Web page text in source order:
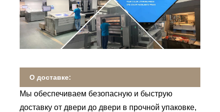
О доставке:
Мы обеспечиваем безопасную и быструю
доставку от двери до двери в прочной упаковке,